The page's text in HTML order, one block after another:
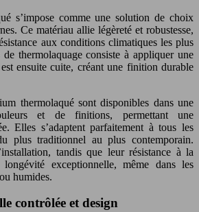
s’impose comme une solution de choix
Ce matériau allie légèreté et robustesse,
aux conditions climatiques les plus
de thermolaquage consiste à appliquer une
ensuite cuite, créant une finition durable
thermolaqué sont disponibles dans une
et de finitions, permettant une
Elles s’adaptent parfaitement à tous les
plus traditionnel au plus contemporain.
tandis que leur résistance à la
exceptionnelle, même dans les
humides.
contrôlée et design